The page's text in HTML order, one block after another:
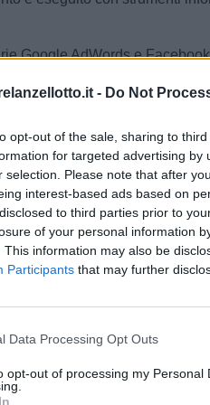
- Do Not
opt-out of the sale, sharing to
for targeted advertising
selection. Please note that after
interest-based ads based on
to third parties prior to
of your personal information
This information may also be
Participants that may further
Data Processing Opt Outs
opt-out of processing my Personal
Google AdWords e
potrebbe
su un sito nella Rete
che avranno concesso il
annunci in base alle
con la nostra politica sulla
di remarketing
2662922?hl=it - https://
ads/
- Art. 6, c.1, let. a.
di cookies per la
- Il mancato conferimento del
terzi diversi da quello del
Il periodo di impiego del
è eseguito,